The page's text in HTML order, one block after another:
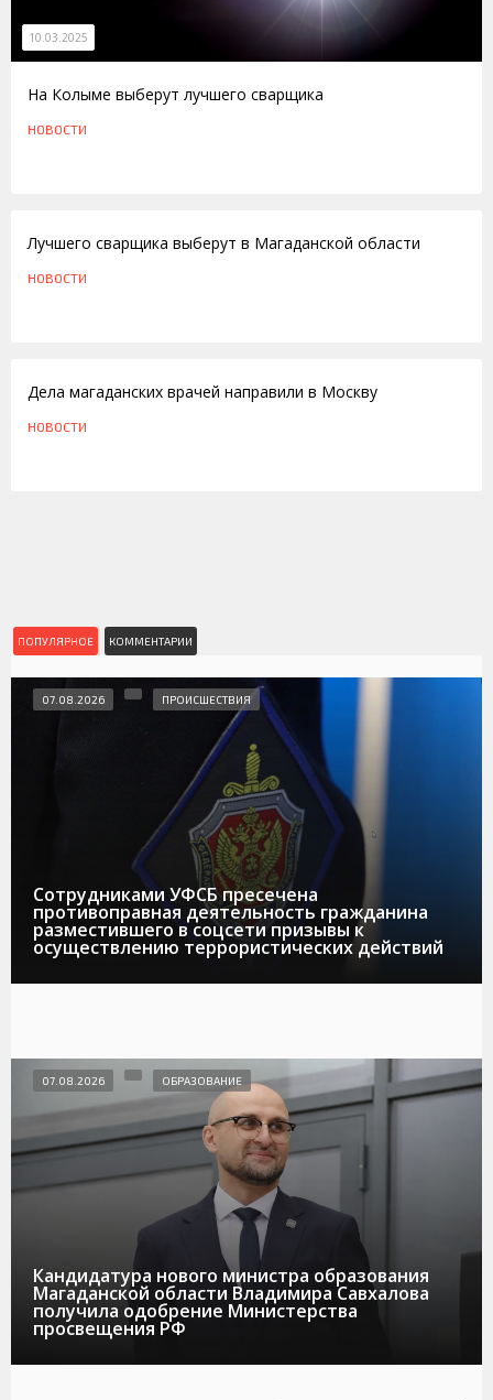
10.03.2025
На Колыме выберут лучшего сварщика
НОВОСТИ
Лучшего сварщика выберут в Магаданской области
НОВОСТИ
Дела магаданских врачей направили в Москву
НОВОСТИ
ПОПУЛЯРНОЕ КОММЕНТАРИИ
Сотрудниками УФСБ пресечена
противоправная деятельность гражданина
разместившего в соцсети призывы к
осуществлению террористических действий
07.08.2026 ПРОИСШЕСТВИЯ
Кандидатура нового министра образования
Магаданской области Владимира Савхалова
получила одобрение Министерства
просвещения РФ
07.08.2026 ОБРАЗОВАНИЕ